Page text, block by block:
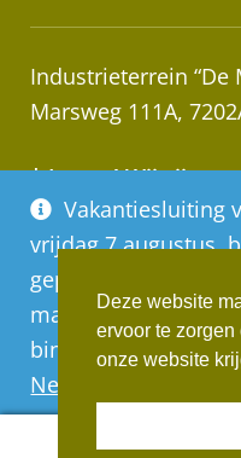
Vakantiesluiting
vrijdag 7 augustus,
geplaatst worden,
maandag 10
binnenkomst
Negeren
Industrieterrein “De
Marsweg 111A,
* Let op! Wij zijn
Afhalen van
Deze website
ervoor te
onze website